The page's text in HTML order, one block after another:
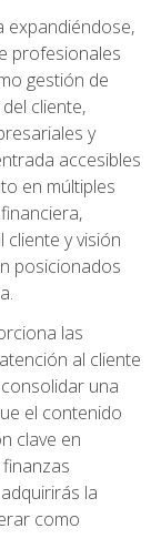
expandiéndose,
profesionales
gestión de
cliente,
y
accesibles
en múltiples
cliente y visión
posicionados
las
al cliente
una
el contenido
clave en
la
como